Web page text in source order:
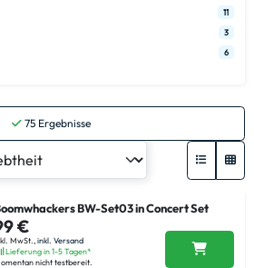
11
3
6
75Ergebnisse
BW-Set03 in Concert Set
€
MwSt., inkl. Versand
Lieferung in 1-5 Tagen*
nicht testbereit.